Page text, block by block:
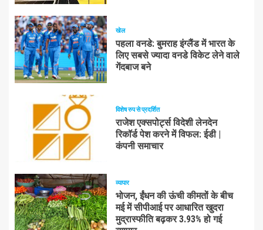
खेल
पहला वनडे: बुमराह इंग्लैंड में भारत के
लिए सबसे ज्यादा वनडे विकेट लेने वाले
गेंदबाज बने
विशेष रुप से प्रदर्शित
राजेश एक्सपोर्ट्स विदेशी लेनदेन
रिकॉर्ड पेश करने में विफल: ईडी |
कंपनी समाचार
व्यापार
भोजन, ईंधन की ऊंची कीमतों के बीच
मई में सीपीआई पर आधारित खुदरा
मुद्रास्फीति बढ़कर 3.93% हो गई